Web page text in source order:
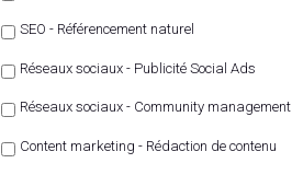
SEO - Référencement naturel
Réseaux sociaux - Publicité Social Ads
Réseaux sociaux - Community management
Content marketing - Rédaction de contenu